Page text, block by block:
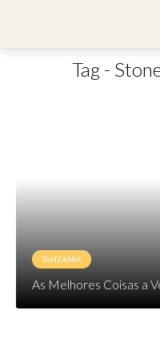
Tag -
TANZANIA
As Melhores Coisas a